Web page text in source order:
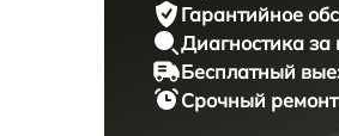
Гарантийное
Диагностика за
Бесплатный
Срочный ремонт